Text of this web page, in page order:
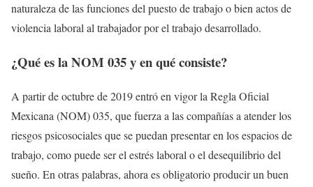
naturaleza de las funciones del puesto de trabajo o bien actos de
violencia laboral al trabajador por el trabajo desarrollado.
¿Qué es la NOM 035 y en qué consiste?
A partir de octubre de 2019 entró en vigor la Regla Oficial
Mexicana (NOM) 035, que fuerza a las compañías a atender los
riesgos psicosociales que se puedan presentar en los espacios de
trabajo, como puede ser el estrés laboral o el desequilibrio del
sueño. En otras palabras, ahora es obligatorio producir un buen